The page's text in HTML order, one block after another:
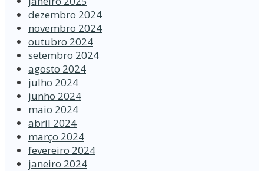
dezembro 2024
novembro 2024
outubro 2024
setembro 2024
agosto 2024
julho 2024
junho 2024
maio 2024
abril 2024
março 2024
fevereiro 2024
janeiro 2024